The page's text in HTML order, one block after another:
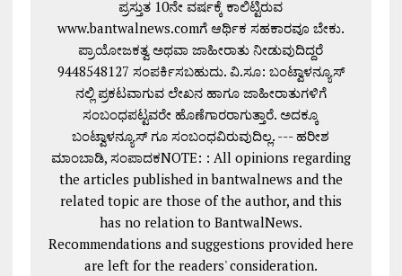
ಪ್ರಸ್ತುತ 10ನೇ ವರ್ಷಕ್ಕೆ ಕಾಲಿಟ್ಟಿರುವ
www.bantwalnews.comಗೆ ಆರ್ಥಿಕ ಸಹಕಾರವೂ ಬೇಕು.
ಪ್ರಾಯೋಜಕತ್ವ ಅಥವಾ ಜಾಹೀರಾತು ನೀಡುವುದಿದ್ದರೆ
9448548127 ಸಂಪರ್ಕಿಸಬಹುದು. ವಿ.ಸೂ: ಬಂಟ್ವಾಳನ್ಯೂಸ್
ನಲ್ಲಿ ಪ್ರಕಟವಾಗುವ ಲೇಖನ ಹಾಗೂ ಜಾಹೀರಾತುಗಳಿಗೆ
ಸಂಬಂಧಪಟ್ಟವರೇ ಹೊಣೆಗಾರರಾಗುತ್ತಾರೆ. ಅದಕ್ಕೂ
ಬಂಟ್ವಾಳನ್ಯೂಸ್ ಗೂ ಸಂಬಂಧವಿರುವುದಿಲ್ಲ. --- ಹರೀಶ
ಮಾಂಬಾಡಿ, ಸಂಪಾದಕNOTE: : All opinions regarding
the articles published in bantwalnews and the
related topic are those of the author, and this
has no relation to BantwalNews.
Recommendations and suggestions provided here
are left for the readers' consideration.